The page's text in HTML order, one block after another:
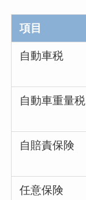
項目
自動車税
自動車重量税
自賠責保険
任意保険